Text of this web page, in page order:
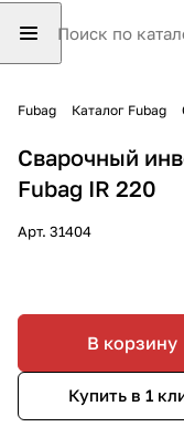
Fubag Каталог Fubag
Сварочный
Fubag IR 220
Арт. 31404
В корзину
Купить в 1